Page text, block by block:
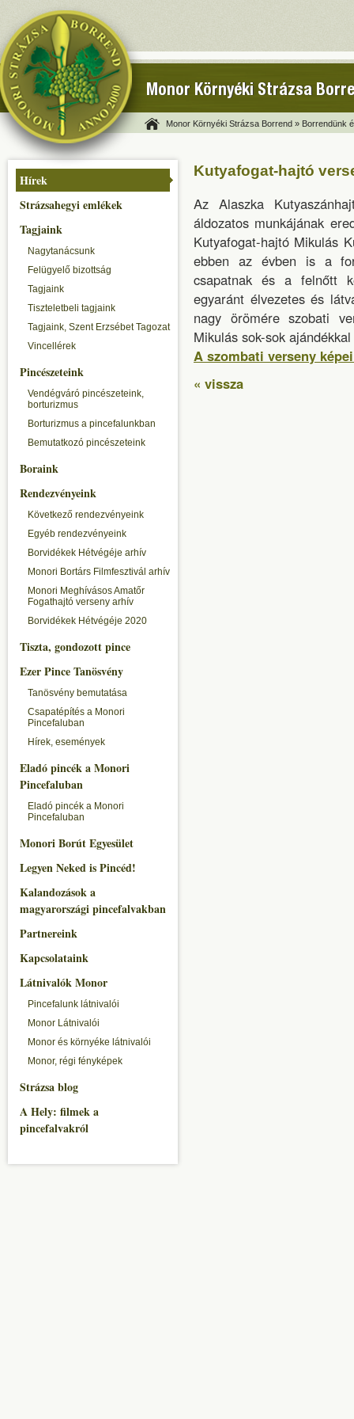
Monor Környéki Strázsa
Monor Környéki Strázsa Borrend » Borrendünk
Hírek
Strázsahegyi emlékek
Tagjaink
Nagytanácsunk
Felügyelő bizottság
Tagjaink
Tiszteletbeli tagjaink
Tagjaink, Szent Erzsébet Tagozat
Vincellérek
Pincészeteink
Vendégváró pincészeteink,
borturizmus
Borturizmus a pincefalunkban
Bemutatkozó pincészeteink
Boraink
Rendezvényeink
Következő rendezvényeink
Egyéb rendezvényeink
Borvidékek Hétvégéje arhív
Monori Bortárs Filmfesztivál arhív
Monori Meghívásos Amatőr
Fogathajtó verseny arhív
Borvidékek Hétvégéje 2020
Tiszta, gondozott pince
Ezer Pince Tanösvény
Tanösvény bemutatása
Csapatépítés a Monori
Pincefaluban
Hírek, események
Eladó pincék a Monori
Pincefaluban
Eladó pincék a Monori
Pincefaluban
Monori Borút Egyesület
Legyen Neked is Pincéd!
Kalandozások a
magyarországi pincefalvakban
Partnereink
Kapcsolataink
Látnivalók Monor
Pincefalunk látnivalói
Monor Látnivalói
Monor és környéke látnivalói
Monor, régi fényképek
Strázsa blog
A Hely: filmek a
pincefalvakról
Kutyafogat-hajtó
Az Alaszka
áldozatos munkájának
Kutyafogat-hajtó Mikulás
ebben az évben is a
csapatnak és a felnőtt
egyaránt élvezetes és
nagy örömére szobati
Mikulás sok-sok
A szombati verseny
« vissza